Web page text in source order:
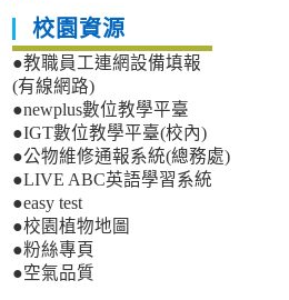
校園資源
●教職員工連網設備填報
(有線網路)
●newplus數位教學平臺
●IGT數位教學平臺(校內)
●公物維修通報系統(總務處)
●LIVE ABC英語學習系統
●easy test
●校園植物地圖
●粉絲專頁
●空氣品質